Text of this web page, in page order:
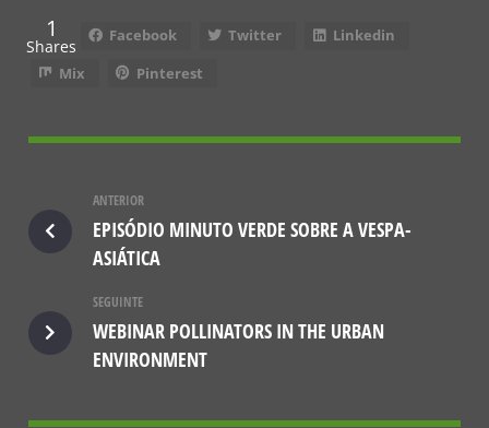
1
Shares
Facebook Twitter
Linkedin
Mix
Pinterest
ANTERIOR
EPISÓDIO MINUTO VERDE SOBRE A VESPA-
ASIÁTICA
SEGUINTE
WEBINAR POLLINATORS IN THE URBAN
ENVIRONMENT